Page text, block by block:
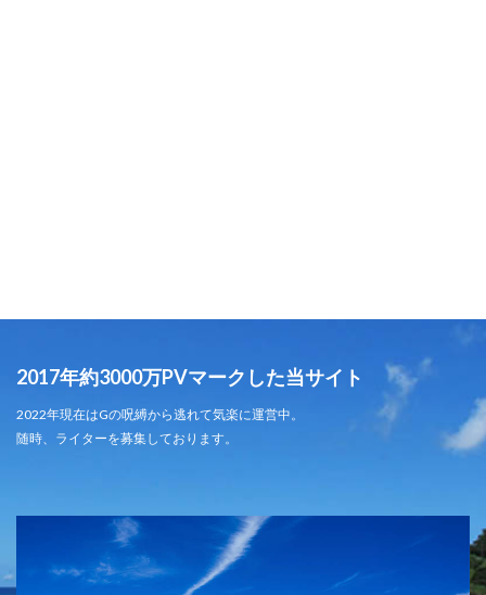
2017年約3000万PVマークした当サイト
2022年現在はGの呪縛から逃れて気楽に運営中。
随時、ライターを募集しております。